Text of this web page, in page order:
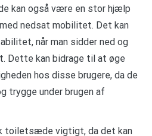
kan også være en stor hjælp
nedsat mobilitet. Det kan
når man sidder ned og
Dette kan bidrage til at øge
hos disse brugere, da de
trygge under brugen af
toiletsæde vigtigt, da det kan